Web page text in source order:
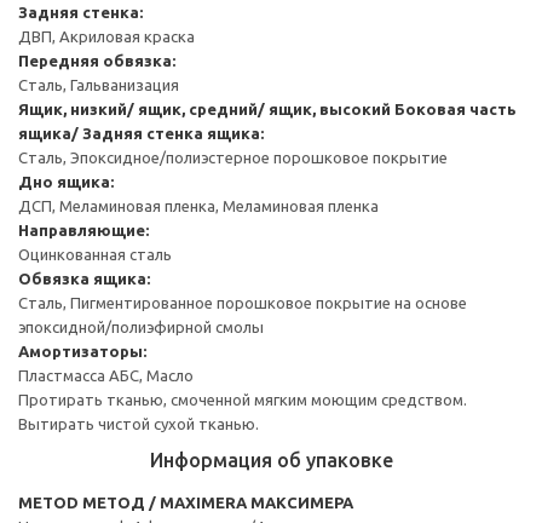
Задняя стенка:
ДВП, Акриловая краска
Передняя обвязка:
Сталь, Гальванизация
Ящик, низкий/ ящик, средний/ ящик, высокий Боковая часть
ящика/ Задняя стенка ящика:
Сталь, Эпоксидное/полиэстерное порошковое покрытие
Дно ящика:
ДСП, Меламиновая пленка, Меламиновая пленка
Направляющие:
Оцинкованная сталь
Обвязка ящика:
Сталь, Пигментированное порошковое покрытие на основе
эпоксидной/полиэфирной смолы
Амортизаторы:
Пластмасса АБС, Масло
Протирать тканью, смоченной мягким моющим средством.
Вытирать чистой сухой тканью.
Информация об упаковке
METOD МЕТОД / MAXIMERA МАКСИМЕРА